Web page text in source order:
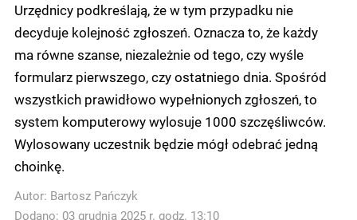
Urzędnicy podkreślają, że w tym przypadku nie
decyduje kolejność zgłoszeń. Oznacza to, że każdy
ma równe szanse, niezależnie od tego, czy wyśle
formularz pierwszego, czy ostatniego dnia. Spośród
wszystkich prawidłowo wypełnionych zgłoszeń, to
system komputerowy wylosuje 1000 szczęśliwców.
Wylosowany uczestnik będzie mógł odebrać jedną
choinkę.
Autor: Bartosz Pańczyk
Dodano: 03 grudnia 2025 r. godz. 13:10